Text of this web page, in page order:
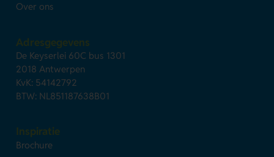
Over ons
Adresgegevens
De Keyserlei 60C bus 1301
2018 Antwerpen
KvK: 54142792
BTW: NL851187638B01
Inspiratie
Brochure